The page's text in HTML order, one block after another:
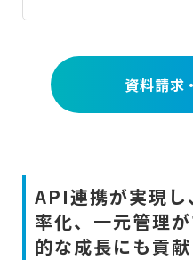
資料請求
API連携が実現し
率化、一元管理
的な成長にも貢献